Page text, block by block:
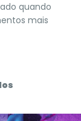
quando
mais